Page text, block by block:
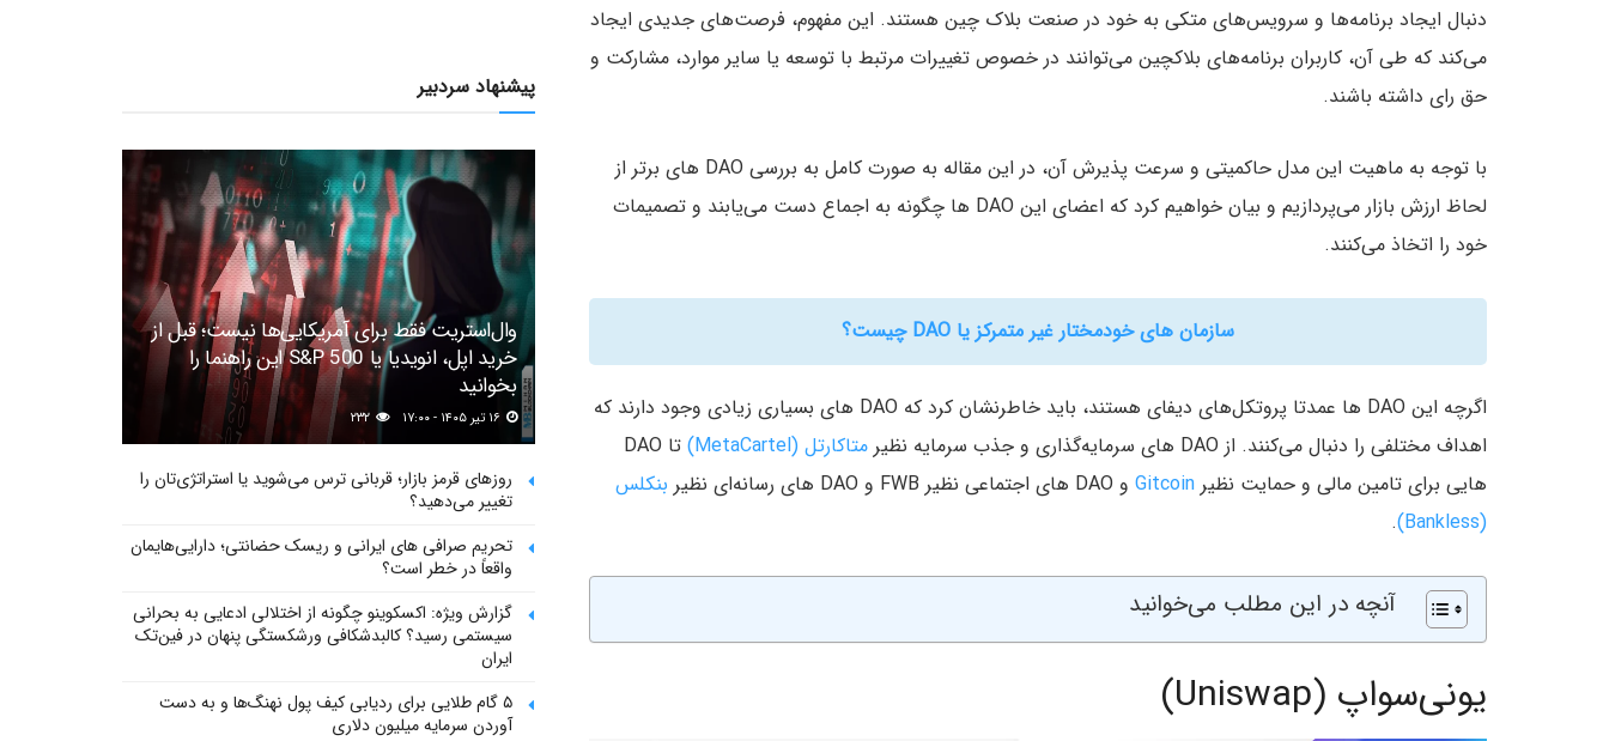
دنبال ایجاد برنامه‌ها و سرویس‌های متکی به خود در صنعت بلاک چین هستند. این مفهوم، فرصت‌های جدیدی ایجاد
می‌کند که طی آن، کاربران برنامه‌های بلاکچین می‌توانند در خصوص تغییرات مرتبط با توسعه یا سایر موارد، مشارکت و
حق رای داشته باشند.
با توجه به ماهیت این مدل حاکمیتی و سرعت پذیرش آن، در این مقاله به صورت کامل به بررسی DAO های برتر از
لحاظ ارزش بازار می‌پردازیم و بیان خواهیم کرد که اعضای این DAO ها چگونه به اجماع دست می‌یابند و تصمیمات
خود را اتخاذ می‌کنند.
سازمان های خودمختار غیر متمرکز یا DAO چیست؟
اگرچه این DAO ها عمدتا پروتکل‌های دیفای هستند، باید خاطرنشان کرد که DAO های بسیاری زیادی وجود دارند که
اهداف مختلفی را دنبال می‌کنند. از DAO های سرمایه‌گذاری و جذب سرمایه نظیر
متاکارتل (MetaCartel)
تا DAO
هایی برای تامین مالی و حمایت نظیر Gitcoin و DAO های اجتماعی نظیر FWB و DAO های رسانه‌ای نظیر
بنکلس
(Bankless)
.
آنچه در این مطلب می‌خوانید
یونی‌سواپ (Uniswap)
پیشنهاد سردبیر
وال‌استریت فقط برای آمریکایی‌ها نیست؛ قبل از
خرید اپل، انویدیا یا S&P 500 این راهنما را
بخوانید
روزهای قرمز بازار؛ قربانی ترس می‌شوید یا استراتژی‌تان را
تغییر می‌دهید؟
تحریم صرافی های ایرانی و ریسک حضانتی؛ دارایی‌هایمان
واقعاً در خطر است؟
گزارش ویژه: اکسکوینو چگونه از اختلالی ادعایی به بحرانی
سیستمی رسید؟ کالبدشکافی ورشکستگی پنهان در فین‌تک
ایران
۵ گام طلایی برای ردیابی کیف پول‌ نهنگ‌ها و به دست
آوردن سرمایه میلیون دلاری